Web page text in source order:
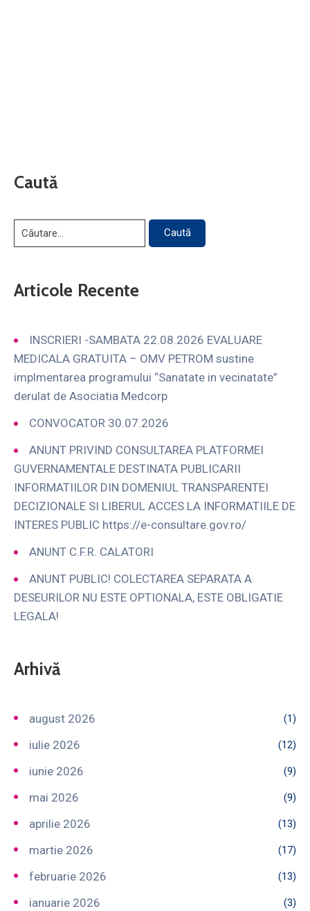
Caută
Articole Recente
INSCRIERI -SAMBATA 22.08.2026 EVALUARE
MEDICALA GRATUITA – OMV PETROM sustine
implmentarea programului “Sanatate in vecinatate”
derulat de Asociatia Medcorp
CONVOCATOR 30.07.2026
ANUNT PRIVIND CONSULTAREA PLATFORMEI
GUVERNAMENTALE DESTINATA PUBLICARII
INFORMATIILOR DIN DOMENIUL TRANSPARENTEI
DECIZIONALE SI LIBERUL ACCES LA INFORMATIILE DE
INTERES PUBLIC https://e-consultare.gov.ro/
ANUNT C.F.R. CALATORI
ANUNT PUBLIC! COLECTAREA SEPARATA A
DESEURILOR NU ESTE OPTIONALA, ESTE OBLIGATIE
LEGALA!
Arhivă
august 2026 (1)
iulie 2026 (12)
iunie 2026 (9)
mai 2026 (9)
aprilie 2026 (13)
martie 2026 (17)
februarie 2026 (13)
ianuarie 2026 (3)